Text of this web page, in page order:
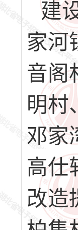
建
家河
音阁
明村
邓家
高仕
改造